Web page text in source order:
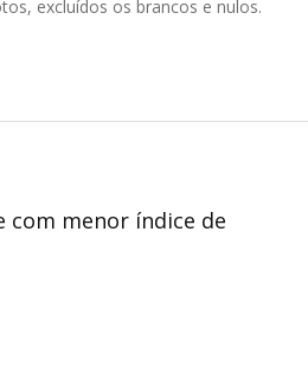
excluídos os brancos e nulos.
com menor índice de